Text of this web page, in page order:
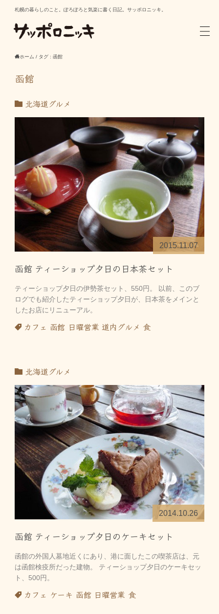
札幌の暮らしのこと。ぽろぽろと気楽に書く日記。サッポロニッキ。
ホーム / タグ : 函館
函館
北海道グルメ
2015.11.07
函館 ティーショップ夕日の日本茶セット
ティーショップ夕日の伊勢茶セット、550円。 以前、このブ
ログでも紹介したティーショップ夕日が、日本茶をメインと
したお店にリニューアル。
カフェ 函館 日曜営業 道内グルメ 食
北海道グルメ
2014.10.26
函館 ティーショップ夕日のケーキセット
函館の外国人墓地近くにあり、港に面したこの喫茶店は、元
は函館検疫所だった建物。 ティーショップ夕日のケーキセッ
ト、500円。
カフェ ケーキ 函館 日曜営業 食